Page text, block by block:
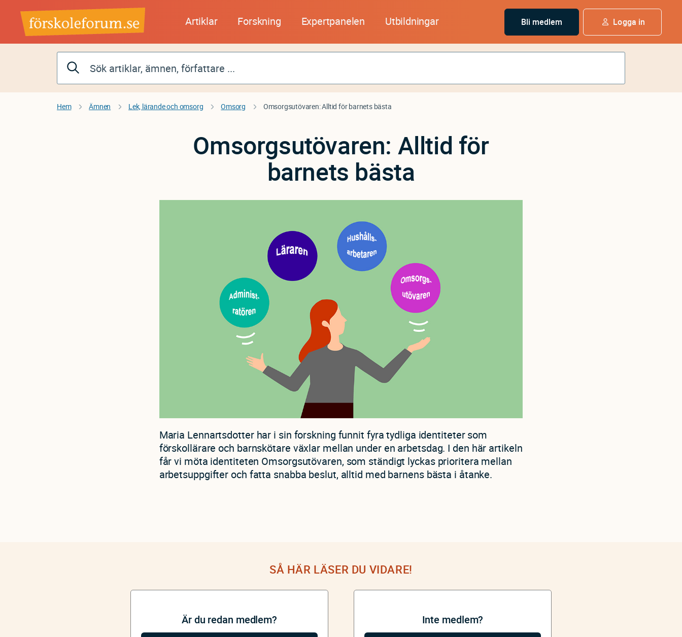
huvudinnehåll
Artiklar Forskning Expertpanelen Utbildningar Bli medlem Logga in
Hem Ämnen Lek, lärande och omsorg Omsorg Omsorgsutövaren: Alltid för barnets bästa
Omsorgsutövaren: Alltid för
barnets bästa
Maria Lennartsdotter har i sin forskning funnit fyra tydliga identiteter som
förskollärare och barnskötare växlar mellan under en arbetsdag. I den här artikeln
får vi möta identiteten Omsorgsutövaren, som ständigt lyckas prioritera mellan
arbetsuppgifter och fatta snabba beslut, alltid med barnens bästa i åtanke.
SÅ HÄR LÄSER DU VIDARE!
Är du redan medlem? Inte medlem?